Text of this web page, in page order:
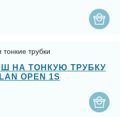
трубки
НА ТОНКУЮ ТРУБКУ
OPEN 1S